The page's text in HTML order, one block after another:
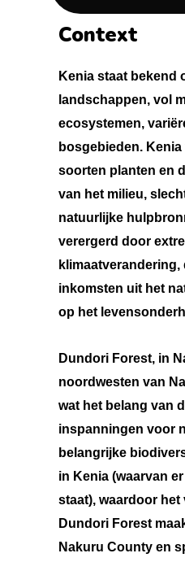
Context
Kenia staat bekend
landschappen, vol
ecosystemen,
bosgebieden.
soorten planten en
van het milieu,
natuurlijke
verergerd door
inkomsten uit het
op het
Dundori Forest, in
noordwesten van
wat het belang van
inspanningen voor
belangrijke
in Kenia (waarvan
staat), waardoor
Dundori Forest
Nakuru County en